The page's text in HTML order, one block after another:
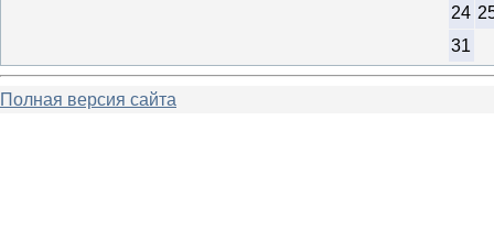
24
31
Полная версия сайта